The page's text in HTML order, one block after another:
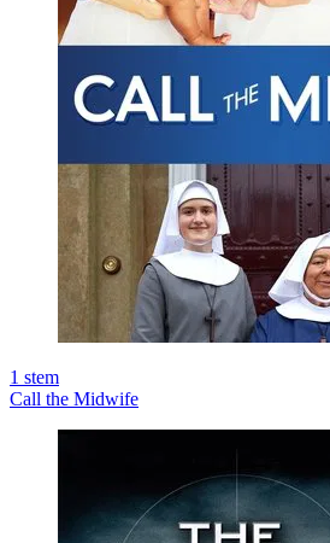
1 stem
Call the Midwife